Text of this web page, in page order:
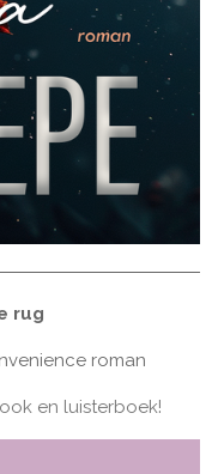
rug
roman
en luisterboek!